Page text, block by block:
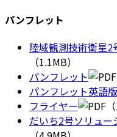
パンフレット
陸域観測技術衛星2
（1.1MB）
パンフレット
パンフレット英語版
フライヤー
だいち2号ソリュ